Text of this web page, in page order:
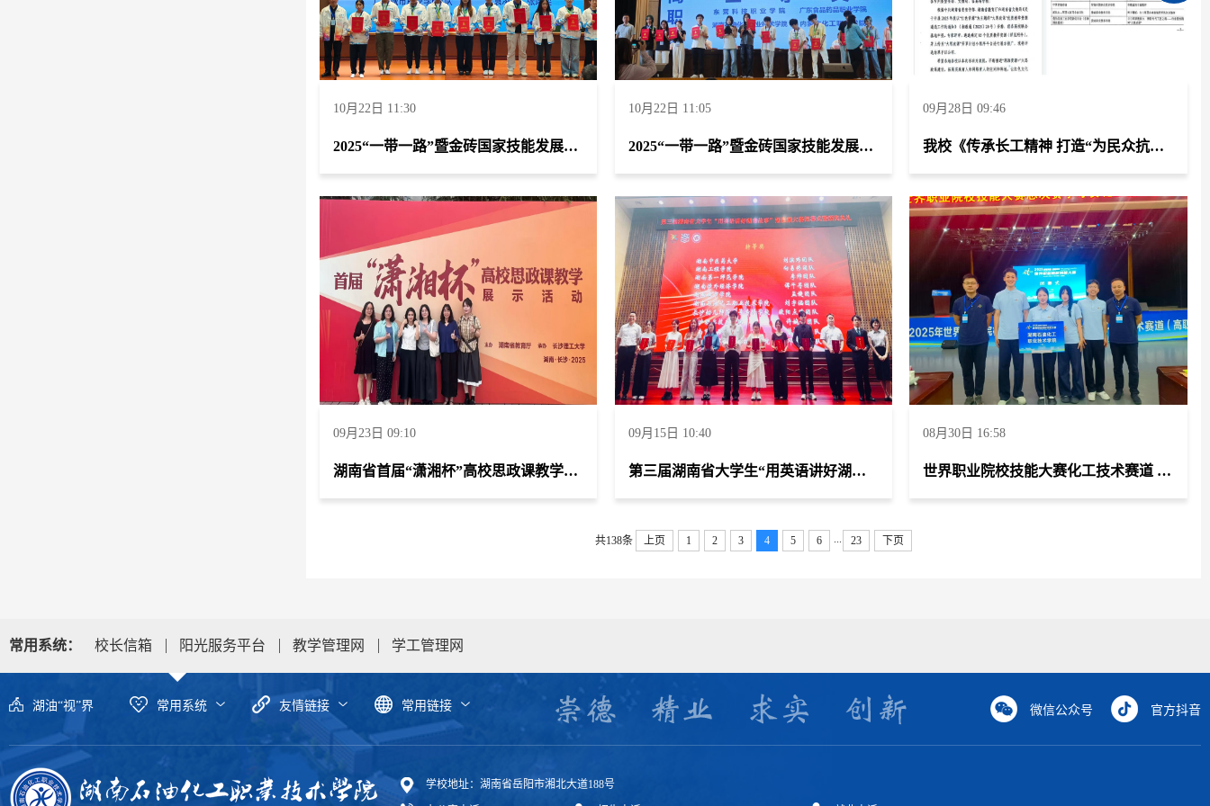
10月22日 11:30
2025“一带一路”暨金砖国家技能发展与技术创新大赛首届环境监测与检测赛项全国总决赛获团体一等奖一项、团体二等奖两项
10月22日 11:05
2025“一带一路”暨金砖国家技能发展与技术创新大赛第二届绿色化工安全操作职业技能赛项学生团队斩获高职组团体二等奖一项、教师荣获职工组二等奖两项
09月28日 09:46
我校《传承长工精神 打造“为民众抗一辈子长工”优质思政品牌》荣获立项及推广
09月23日 09:10
湖南省首届“潇湘杯”高校思政课教学展示竞赛荣获《思想道德与法治》组一等奖 德法教学团队荣获省级优秀教学团队
09月15日 10:40
第三届湖南省大学生“用英语讲好湖南故事”短视频大赛 特等奖
08月30日 16:58
世界职业院校技能大赛化工技术赛道 荣获金奖
共138条 上页 1 2 3 4 5 6 ... 23 下页
常用系统： 校长信箱 阳光服务平台 教学管理网 学工管理网
湖油“视”界 常用系统 友情链接 常用链接 微信公众号 官方抖音
学校地址：湖南省岳阳市湘北大道188号